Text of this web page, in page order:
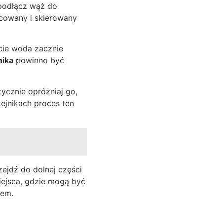
wąż do
i skierowany
woda zacznie
powinno być
opróżniaj go,
proces ten
do dolnej części
gdzie mogą być